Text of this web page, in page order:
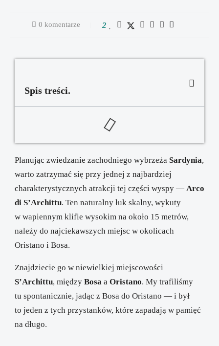
0 komentarze 2
Spis treści.
Planując zwiedzanie zachodniego wybrzeża Sardynia,
warto zatrzymać się przy jednej z najbardziej
charakterystycznych atrakcji tej części wyspy — Arco
di S’Archittu. Ten naturalny łuk skalny, wykuty
w wapiennym klifie wysokim na około 15 metrów,
należy do najciekawszych miejsc w okolicach
Oristano i Bosa.
Znajdziecie go w niewielkiej miejscowości
S’Archittu, między Bosa a Oristano. My trafiliśmy
tu spontanicznie, jadąc z Bosa do Oristano — i był
to jeden z tych przystanków, które zapadają w pamięć
na długo.